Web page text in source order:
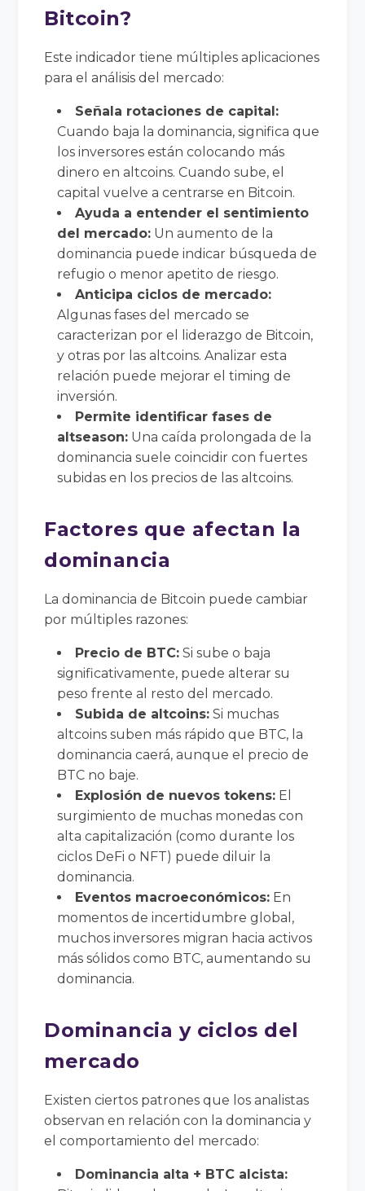
Bitcoin?
Este indicador tiene múltiples aplicaciones
para el análisis del mercado:
Señala rotaciones de capital:
Cuando baja la dominancia, significa que
los inversores están colocando más
dinero en altcoins. Cuando sube, el
capital vuelve a centrarse en Bitcoin.
Ayuda a entender el sentimiento
del mercado: Un aumento de la
dominancia puede indicar búsqueda de
refugio o menor apetito de riesgo.
Anticipa ciclos de mercado:
Algunas fases del mercado se
caracterizan por el liderazgo de Bitcoin,
y otras por las altcoins. Analizar esta
relación puede mejorar el timing de
inversión.
Permite identificar fases de
altseason: Una caída prolongada de la
dominancia suele coincidir con fuertes
subidas en los precios de las altcoins.
Factores que afectan la
dominancia
La dominancia de Bitcoin puede cambiar
por múltiples razones:
Precio de BTC: Si sube o baja
significativamente, puede alterar su
peso frente al resto del mercado.
Subida de altcoins: Si muchas
altcoins suben más rápido que BTC, la
dominancia caerá, aunque el precio de
BTC no baje.
Explosión de nuevos tokens: El
surgimiento de muchas monedas con
alta capitalización (como durante los
ciclos DeFi o NFT) puede diluir la
dominancia.
Eventos macroeconómicos: En
momentos de incertidumbre global,
muchos inversores migran hacia activos
más sólidos como BTC, aumentando su
dominancia.
Dominancia y ciclos del
mercado
Existen ciertos patrones que los analistas
observan en relación con la dominancia y
el comportamiento del mercado:
Dominancia alta + BTC alcista: